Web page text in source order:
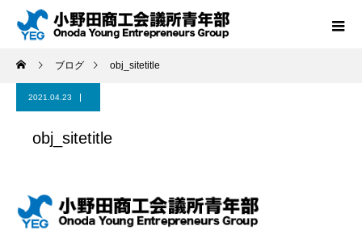
ブログ obj_sitetitle
2021.04.23
obj_sitetitle